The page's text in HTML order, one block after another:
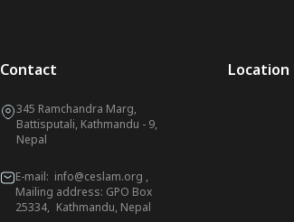
Contact
345 Ramchandra Marg,
Battisputali, Kathmandu - 9,
Nepal
E-mail: info@ceslam.org ,
Mailing address: GPO Box
25334, Kathmandu, Nepal
Location